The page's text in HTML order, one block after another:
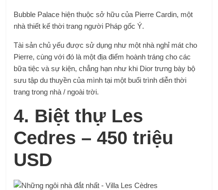
Bubble Palace hiện thuộc sở hữu của Pierre Cardin, một
nhà thiết kế thời trang người Pháp gốc Ý.
Tài sản chủ yếu được sử dụng như một nhà nghỉ mát cho
Pierre, cùng với đó là một địa điểm hoành tráng cho các
bữa tiệc và sự kiện, chẳng hạn như khi Dior trưng bày bộ
sưu tập du thuyền của mình tại một buổi trình diễn thời
trang trong nhà / ngoài trời.
4. Biệt thự Les
Cedres – 450 triệu
USD